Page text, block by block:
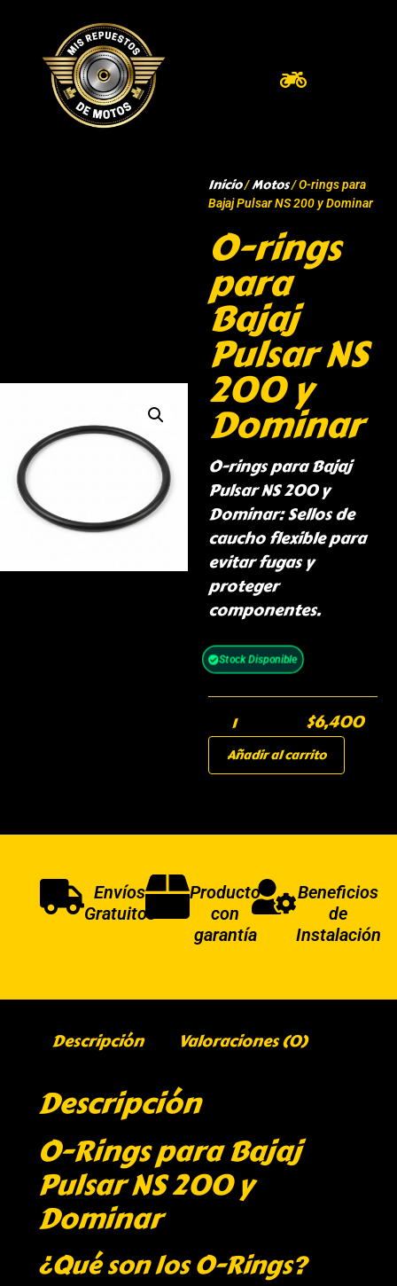
Inicio/Motos/ O-rings para
Bajaj Pulsar NS 200 y Dominar
O-rings
para
Bajaj
Pulsar NS
200 y
Dominar
O-rings para Bajaj
Pulsar NS 200 y
Dominar: Sellos de
caucho flexible para
evitar fugas y
proteger
componentes.
Stock Disponible
$6,400
Añadir al carrito
Envíos
Gratuitos
Producto
con
garantía
Beneficios
de
Instalación
Descripción Valoraciones (0)
Descripción
O-Rings para Bajaj
Pulsar NS 200 y
Dominar
¿Qué son los O-Rings?